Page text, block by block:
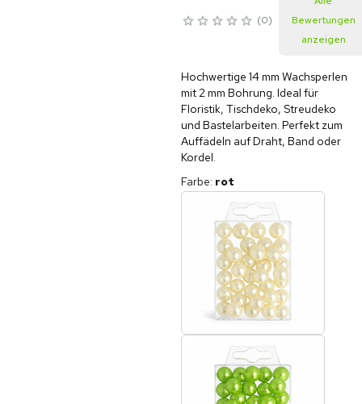
0
Bewertungen
anzeigen
Hochwertige 14 mm Wachsperlen
mit 2 mm Bohrung. Ideal für
Floristik, Tischdeko, Streudeko
und Bastelarbeiten. Perfekt zum
Auffädeln auf Draht, Band oder
Kordel.
Farbe: rot